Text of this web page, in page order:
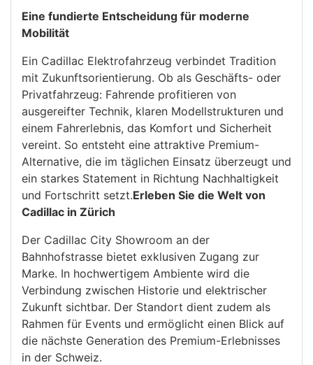
Eine fundierte Entscheidung für moderne
Mobilität
Ein Cadillac Elektrofahrzeug verbindet Tradition
mit Zukunftsorientierung. Ob als Geschäfts- oder
Privatfahrzeug: Fahrende profitieren von
ausgereifter Technik, klaren Modellstrukturen und
einem Fahrerlebnis, das Komfort und Sicherheit
vereint. So entsteht eine attraktive Premium-
Alternative, die im täglichen Einsatz überzeugt und
ein starkes Statement in Richtung Nachhaltigkeit
und Fortschritt setzt.Erleben Sie die Welt von
Cadillac in Zürich
Der Cadillac City Showroom an der
Bahnhofstrasse bietet exklusiven Zugang zur
Marke. In hochwertigem Ambiente wird die
Verbindung zwischen Historie und elektrischer
Zukunft sichtbar. Der Standort dient zudem als
Rahmen für Events und ermöglicht einen Blick auf
die nächste Generation des Premium-Erlebnisses
in der Schweiz.